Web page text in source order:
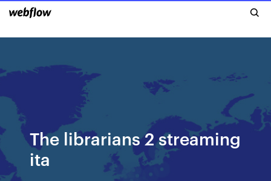
The librarians 2 streaming
ita